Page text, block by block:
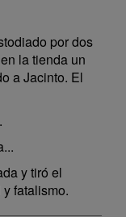
por dos
la tienda un
a Jacinto. El
y tiró el
fatalismo.